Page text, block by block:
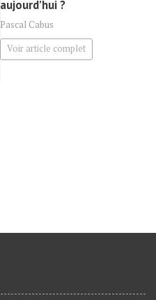
aujourd’hui ?
Pascal Cabus
Voir article complet